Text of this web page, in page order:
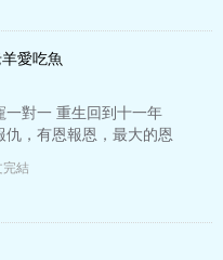
愛吃魚
一對一 重生回到十一年
仇，有恩報恩，最大的恩
他醫好廢了的雙腿，重
完結